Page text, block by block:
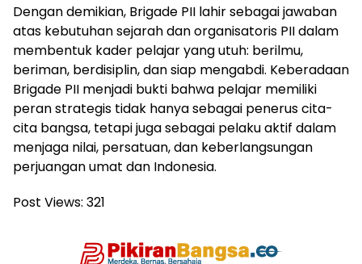
Dengan demikian, Brigade PII lahir sebagai jawaban
atas kebutuhan sejarah dan organisatoris PII dalam
membentuk kader pelajar yang utuh: berilmu,
beriman, berdisiplin, dan siap mengabdi. Keberadaan
Brigade PII menjadi bukti bahwa pelajar memiliki
peran strategis tidak hanya sebagai penerus cita-
cita bangsa, tetapi juga sebagai pelaku aktif dalam
menjaga nilai, persatuan, dan keberlangsungan
perjuangan umat dan Indonesia.
Post Views: 321